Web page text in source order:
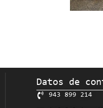
Datos de
943 899 214